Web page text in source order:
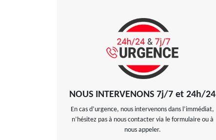
NOUS INTERVENONS 7j/7 et 24h/24
En cas d’urgence, nous intervenons dans l’immédiat,
n’hésitez pas à nous contacter via le formulaire ou à
nous appeler.